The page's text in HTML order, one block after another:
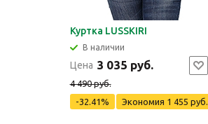
Куртка LUSSKIRI
В наличии
Цена 3 035 руб.
4 490 руб.
-32.41%
Экономия 1 455 руб.